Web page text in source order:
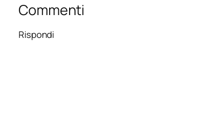
Commenti
Rispondi